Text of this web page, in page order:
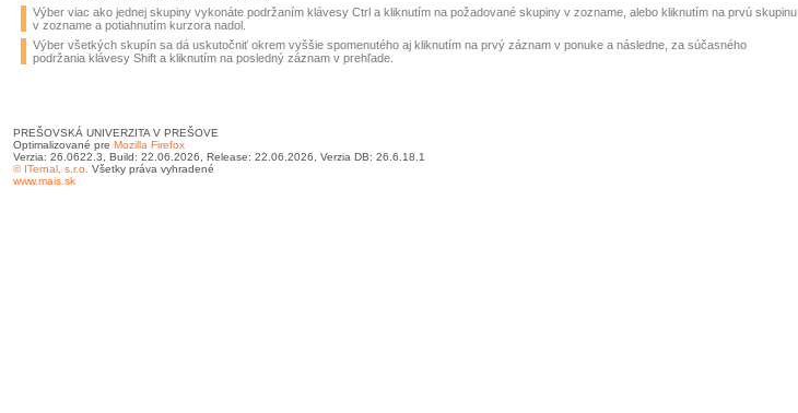
Výber viac ako jednej skupiny vykonáte podržaním klávesy Ctrl a kliknutím na požadované skupiny v zozname, alebo kliknutím na prvú skupinu
v zozname a potiahnutím kurzora nadol.
Výber všetkých skupín sa dá uskutočniť okrem vyššie spomenutého aj kliknutím na prvý záznam v ponuke a následne, za súčasného
podržania klávesy Shift a kliknutím na posledný záznam v prehľade.
PREŠOVSKÁ UNIVERZITA V PREŠOVE
Optimalizované pre Mozilla Firefox
Verzia: 26.0622.3, Build: 22.06.2026, Release: 22.06.2026, Verzia DB: 26.6.18.1
© ITernal, s.r.o. Všetky práva vyhradené
www.mais.sk